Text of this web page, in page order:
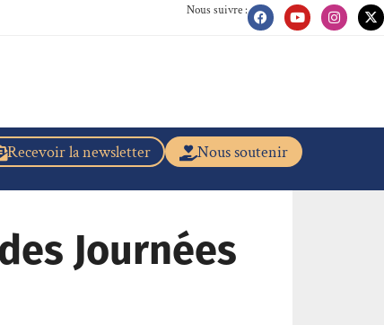
Nous suivre :
Nous soutenir
Recevoir la newsletter
Journées